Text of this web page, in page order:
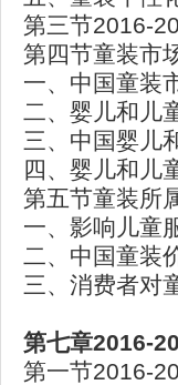
第三节2016-
第四节童装市
一、中国童装
二、婴儿和儿
三、中国婴儿
四、婴儿和儿
第五节童装所
一、影响儿童
二、中国童装
三、消费者对
第七章2016-
第一节2016-